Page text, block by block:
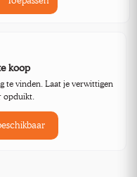
koop
te vinden. Laat je verwittigen
opduikt.